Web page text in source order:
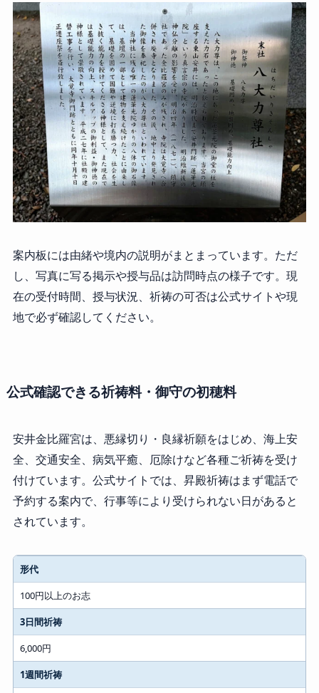
案内板には由緒や境内の説明がまとまっています。ただ
し、写真に写る掲示や授与品は訪問時点の様子です。現
在の受付時間、授与状況、祈祷の可否は公式サイトや現
地で必ず確認してください。
公式確認できる祈祷料・御守の初穂料
安井金比羅宮は、悪縁切り・良縁祈願をはじめ、海上安
全、交通安全、病気平癒、厄除けなど各種ご祈祷を受け
付けています。公式サイトでは、昇殿祈祷はまず電話で
予約する案内で、行事等により受けられない日があると
されています。
項目
公式確認できた初穂料・内容
形代
100円以上のお志
3日間祈祷
6,000円
1週間祈祷